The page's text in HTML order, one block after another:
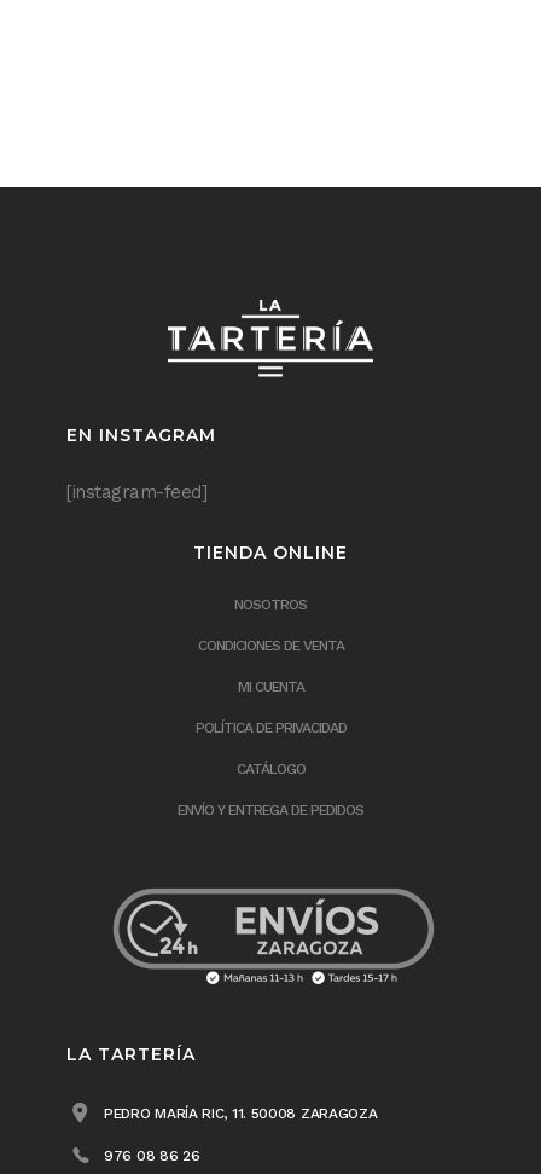
EN INSTAGRAM
[instagram-feed]
TIENDA ONLINE
NOSOTROS
CONDICIONES DE VENTA
MI CUENTA
POLÍTICA DE PRIVACIDAD
CATÁLOGO
ENVÍO Y ENTREGA DE PEDIDOS
LA TARTERÍA
PEDRO MARÍA RIC, 11. 50008 ZARAGOZA
976 08 86 26